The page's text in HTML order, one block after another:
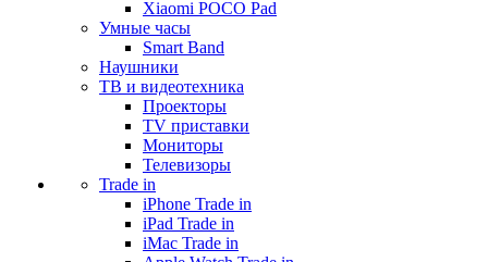
Xiaomi POCO Pad
Умные часы
Smart Band
Наушники
ТВ и видеотехника
Проекторы
TV приставки
Мониторы
Телевизоры
Trade in
iPhone Trade in
iPad Trade in
iMac Trade in